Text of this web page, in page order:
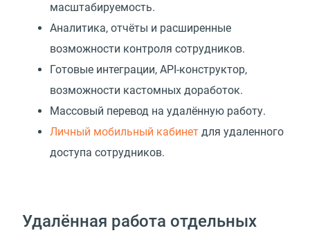
масштабируемость.
Аналитика, отчёты и расширенные
возможности контроля сотрудников.
Готовые интеграции, API-конструктор,
возможности кастомных доработок.
Массовый перевод на удалённую работу.
Личный мобильный кабинет для удаленного
доступа сотрудников.
Удалённая работа отдельных